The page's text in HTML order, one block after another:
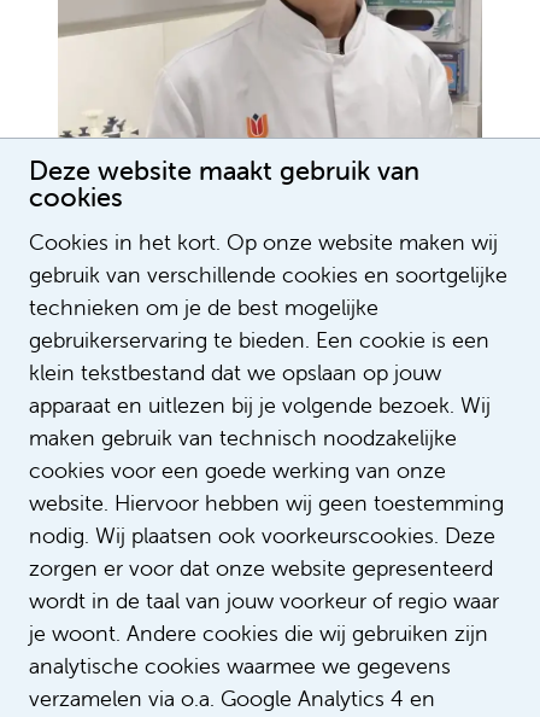
Deze website maakt gebruik van
cookies
Cookies in het kort. Op onze website maken wij
gebruik van verschillende cookies en soortgelijke
technieken om je de best mogelijke
gebruikerservaring te bieden. Een cookie is een
klein tekstbestand dat we opslaan op jouw
apparaat en uitlezen bij je volgende bezoek. Wij
maken gebruik van technisch noodzakelijke
cookies voor een goede werking van onze
website. Hiervoor hebben wij geen toestemming
nodig. Wij plaatsen ook voorkeurscookies. Deze
zorgen er voor dat onze website gepresenteerd
wordt in de taal van jouw voorkeur of regio waar
je woont. Andere cookies die wij gebruiken zijn
analytische cookies waarmee we gegevens
verzamelen via o.a. Google Analytics 4 en
Lees meer verhalen